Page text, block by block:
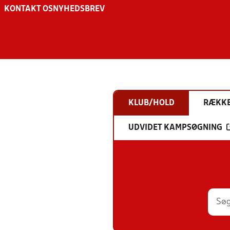
KONTAKT OS NYHEDSBREV
KLUB/HOLD
UDVIDET KAMPSØGNING